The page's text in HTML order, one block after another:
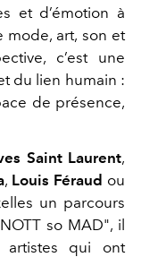
et d’émotion à
art, son et
c’est une
du lien humain :
de présence,
Saint Laurent,
, Louis Féraud ou
un parcours
so MAD", il
artistes qui ont